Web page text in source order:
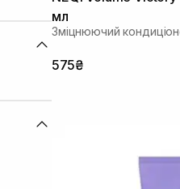
мл
Зміцнюючий
575₴